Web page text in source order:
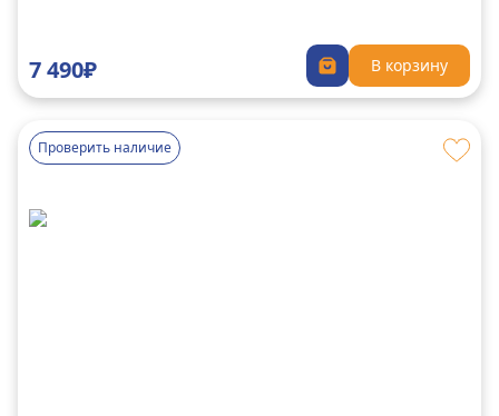
7 490₽ В корзину
Проверить наличие